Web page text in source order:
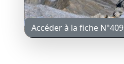
Accéder à la fiche N°409